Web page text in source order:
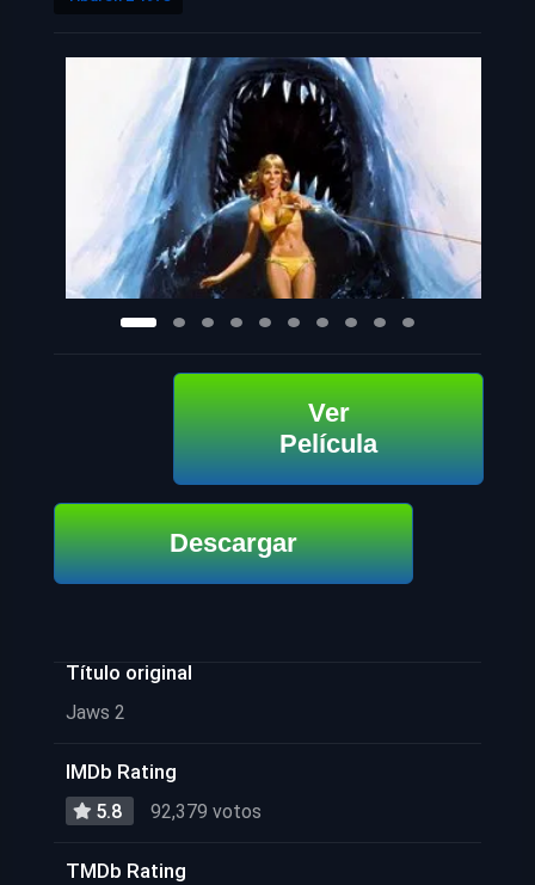
Ver
Película
Descargar
Título original
Jaws 2
IMDb Rating
5.8 92,379 votos
TMDb Rating